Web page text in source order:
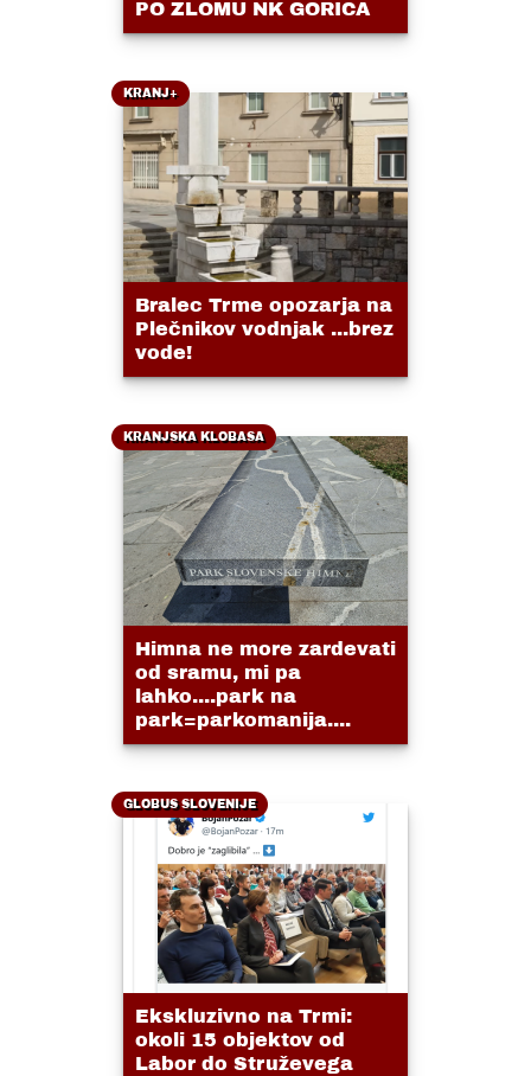
PO ZLOMU NK GORICA
KRANJ+
Bralec Trme opozarja na
Plečnikov vodnjak ...brez
vode!
KRANJSKA KLOBASA
Himna ne more zardevati
od sramu, mi pa
lahko....park na
park=parkomanija....
GLOBUS SLOVENIJE
Ekskluzivno na Trmi:
okoli 15 objektov od
Labor do Struževega